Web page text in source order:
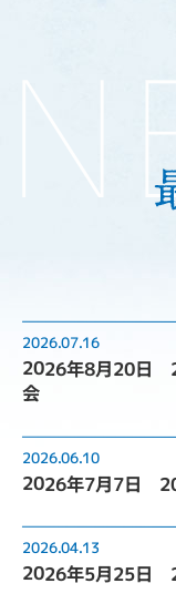
2026.07.16
2026年8月20日
会
2026.06.10
2026年7月7日
2026.04.13
2026年5月25日